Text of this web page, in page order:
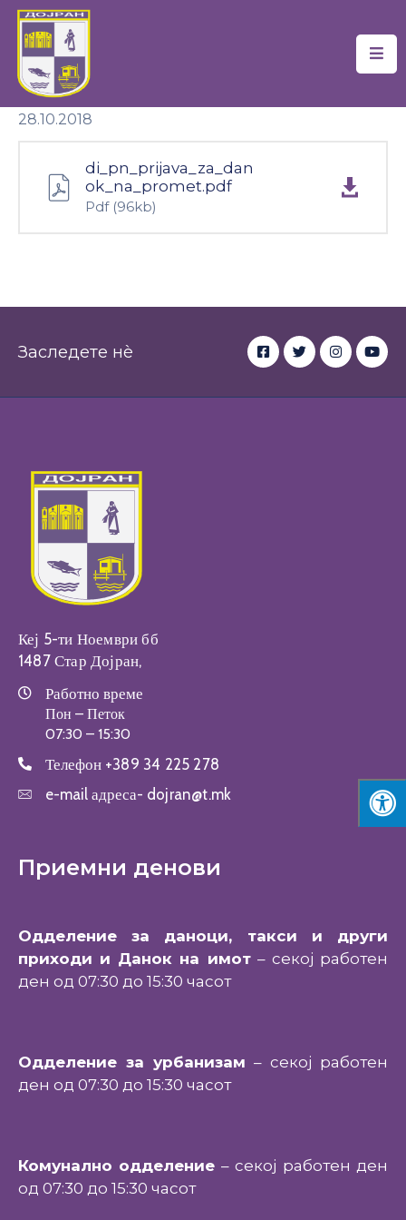
Почетна
Локална
Новости
Услуги
Финансии
28.10.2018
di_pn_prijava_za_dan
ok_na_promet.pdf
Pdf (96kb)
Заследете нè
Кеј 5-ти Ноември бб
1487 Стар Дојран,
Работно време
Пон – Петок
07:30 – 15:30
Телефон +389 34 225 278
e-mail адреса- dojran@t.mk
Приемни денови
Одделение за даноци, такси и други
приходи и Данок на имот– секој работен
ден од 07:30 до 15:30 часот
Одделение за урбанизам – секој работен
ден од 07:30 до 15:30 часот
Комунално одделение – секој работен ден
од 07:30 до 15:30 часот